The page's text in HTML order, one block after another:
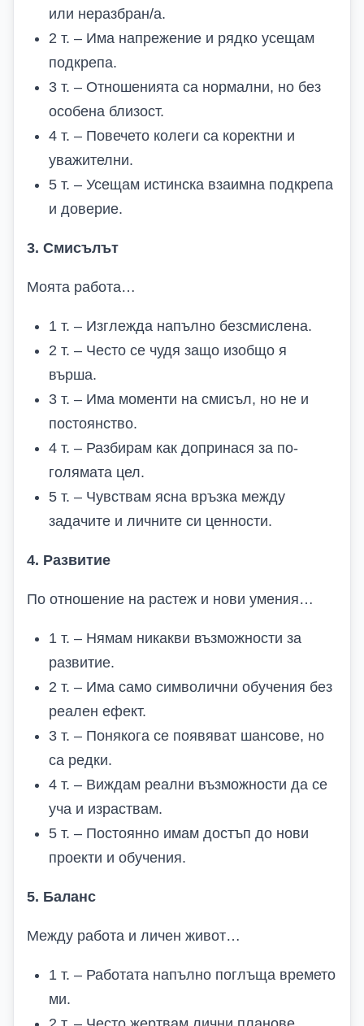
или неразбран/а.
2 т. – Има напрежение и рядко усещам
подкрепа.
3 т. – Отношенията са нормални, но без
особена близост.
4 т. – Повечето колеги са коректни и
уважителни.
5 т. – Усещам истинска взаимна подкрепа
и доверие.
3. Смисълът
Моята работа…
1 т. – Изглежда напълно безсмислена.
2 т. – Често се чудя защо изобщо я
върша.
3 т. – Има моменти на смисъл, но не и
постоянство.
4 т. – Разбирам как допринася за по-
голямата цел.
5 т. – Чувствам ясна връзка между
задачите и личните си ценности.
4. Развитие
По отношение на растеж и нови умения…
1 т. – Нямам никакви възможности за
развитие.
2 т. – Има само символични обучения без
реален ефект.
3 т. – Понякога се появяват шансове, но
са редки.
4 т. – Виждам реални възможности да се
уча и израствам.
5 т. – Постоянно имам достъп до нови
проекти и обучения.
5. Баланс
Между работа и личен живот…
1 т. – Работата напълно поглъща времето
ми.